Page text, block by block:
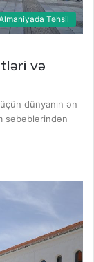
Təhsil
və
dünyanın ən
səbəblərindən